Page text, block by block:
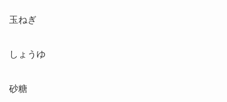
玉ねぎ
しょうゆ
砂糖